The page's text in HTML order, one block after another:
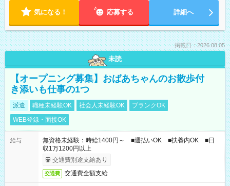
気になる！ 応募する 詳細へ
掲載日：2026.08.05
未読
【オープニング募集】おばあちゃんのお散歩付
き添いも仕事の1つ
派遣 職種未経験OK 社会人未経験OK
ブランクOK
WEB登録・面接OK
給与
無資格未経験：時給1400円～ ■週払いOK ■扶養内OK ■日
収1万1200円以上
交通費別途支給あり
交通費 交通費全額支給